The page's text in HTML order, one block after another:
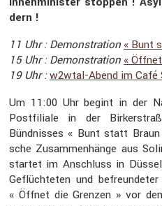
dern !
11 Uhr : Demons­tra­tion « Bunt
15 Uhr : Demons­tra­tion «
19 Uhr :w2wtal-Abend im Café
Um 11:00 Uhr begint in der
Postfi­liale in der
Bündnisses « Bunt statt
sche Zusam­men­hänge aus
startet im Anschluss in
Geflüch­teten und
« Öffnet die Grenzen » vor